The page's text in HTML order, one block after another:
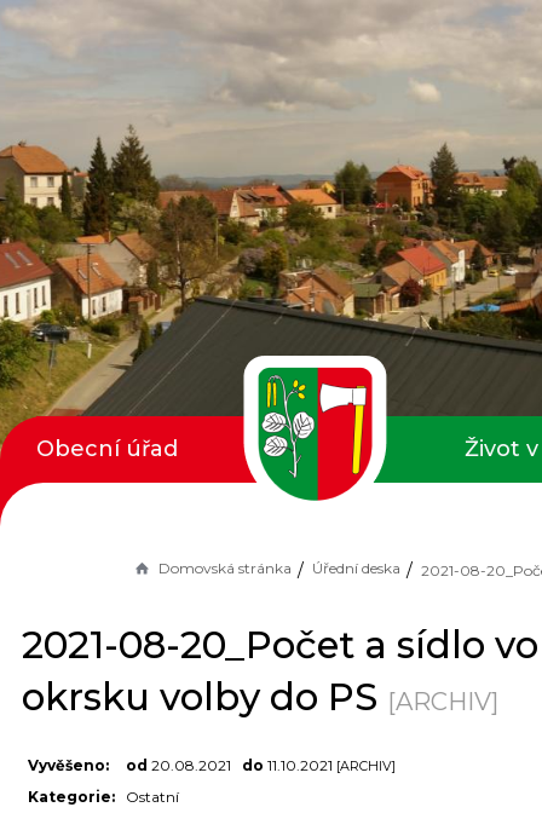
Domovská stránka Úřední deska
2021-08-20_Počet a sídlo
okrsku volby do PS [ARCHIV]
Vyvěšeno: od 20.08.2021 do 11.10.2021 [ARCHIV]
Kategorie: Ostatní
Obecní úřad Život